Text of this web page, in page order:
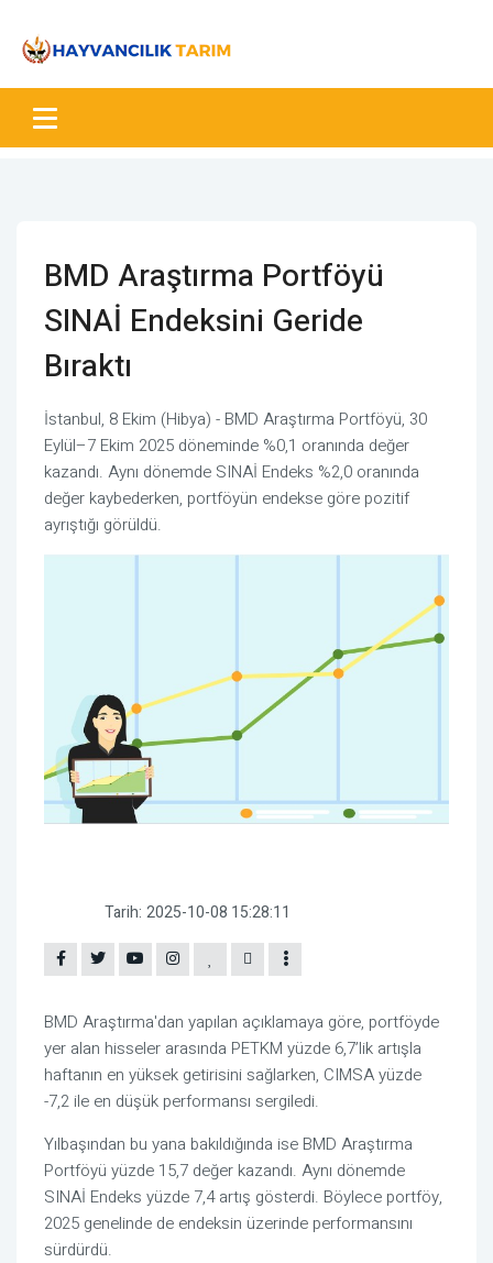
BMD Araştırma Portföyü
SINAİ Endeksini Geride
Bıraktı
İstanbul, 8 Ekim (Hibya) - BMD Araştırma Portföyü, 30
Eylül–7 Ekim 2025 döneminde %0,1 oranında değer
kazandı. Aynı dönemde SINAİ Endeks %2,0 oranında
değer kaybederken, portföyün endekse göre pozitif
ayrıştığı görüldü.
Tarih: 2025-10-08 15:28:11
BMD Araştırma'dan yapılan açıklamaya göre, portföyde
yer alan hisseler arasında PETKM yüzde 6,7’lik artışla
haftanın en yüksek getirisini sağlarken, CIMSA yüzde
-7,2 ile en düşük performansı sergiledi.
Yılbaşından bu yana bakıldığında ise BMD Araştırma
Portföyü yüzde 15,7 değer kazandı. Aynı dönemde
SINAİ Endeks yüzde 7,4 artış gösterdi. Böylece portföy,
2025 genelinde de endeksin üzerinde performansını
sürdürdü.